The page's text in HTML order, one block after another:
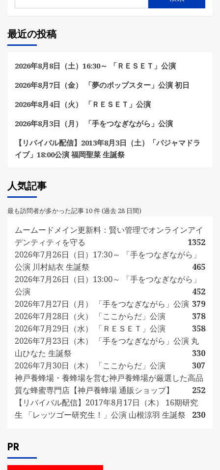
最近の投稿
2026年8月8日（土）16:30～ 「ＲＥＳＥＴ」公演
2026年8月7日（金） 「夢のポップスター」公演 初日
2026年8月4日（火） 「ＲＥＳＥＴ」公演
2026年8月3日（月） 「手をつなぎながら」公演
【リバイバル配信】2013年8月3日（土）「パジャマドラ
イブ」18:00公演 福岡聖菜 生誕祭
人気記事
最も訪問者が多かった記事 10 件 (過去 28 日間)
ムームードメイン更新料：賢い管理でオンラインアイ
デンティティを守る
1352
2026年7月26日（日）17:30～ 「手をつなぎながら」
公演 川村結衣 生誕祭
465
2026年7月26日（日）13:00～ 「手をつなぎながら」
公演
452
2026年7月27日（月） 「手をつなぎながら」公演 379
2026年7月28日（火） 「ここからだ」公演
378
2026年7月29日（水） 「ＲＥＳＥＴ」公演
358
2026年7月23日（木） 「手をつなぎながら」公演 丸
山ひなた 生誕祭
330
2026年7月30日（木） 「ここからだ」公演
307
神戸養蜂場・養蜂場を営む神戸養蜂場が厳選した高品
質な蜂蜜専門店【神戸養蜂場 通販ショップ】
252
【リバイバル配信】2017年8月17日（木） 16期研究
生 「レッツゴー研究生！」公演 山根涼羽 生誕祭
230
PR